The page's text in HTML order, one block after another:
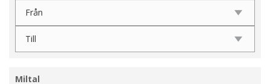
Miltal